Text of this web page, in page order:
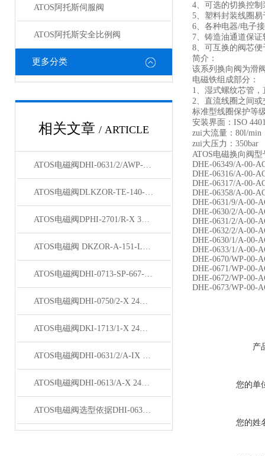
ATOS阿托斯伺服阀
ATOS阿托斯安全比例阀
更多分类
相关文章 / ARTICLE
ATOS电磁阀DHI-0631/2/AWP-00产地货源
ATOS电磁阀DLKZOR-TE-140-L71/I现货
ATOS电磁阀DPHI-2701/R-X 31原装新品
ATOS电磁阀 DKZOR-A-151-L5/BY/18 40天津现货
ATOS电磁阀DHI-0713-SP-667-24DC现货
ATOS电磁阀DHI-0750/2-X 24DC原理
ATOS电磁阀DKI-1713/1-X 24DC 24经销
ATOS电磁阀DHI-0631/2/A-IX 24DC原理
ATOS电磁阀DHI-0613/A-X 24DC 23原理
ATOS电磁阀选型依据DHI-0631/2P-X 24DC,
4、可选的切换控
5、塑料封装线圈易
6、各种电器/电子
7、铸造油通道保
8、可互换的阀芯
简介：
该系列换向阀为滑
电磁铁组成部分：
1、湿式螺纹芯管
2、直流线圈之间
标准型线圈保护等
安装界面：ISO
zui大流量：80l/min
zui大压力：350bar
ATOS电磁换向阀型
DHE-06349/A-00-
DHE-06316/A-00-
DHE-06317/A-00-
DHE-06358/A-00-
DHE-0631/9/A-00-
DHE-0630/2/A-00-
DHE-0631/2/A-00-
DHE-0632/2/A-00-
DHE-0630/1/A-00-
DHE-0633/1/A-00-
DHE-0670/WP-00-
DHE-0671/WP-00-
DHE-0672/WP-00-
DHE-0673/WP-00-
产
您的单
您的姓